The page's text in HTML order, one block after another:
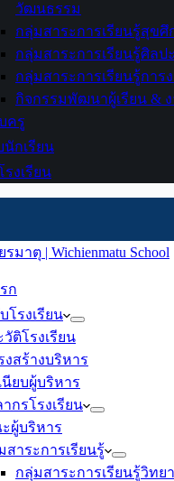
วัฒนธรรม
กลุ่มสาระการเรียนรู้สุข
กลุ่มสาระการเรียนรู้ศิลปะ
กลุ่มสาระการเรียนรู้การ
กิจกรรมพัฒนาผู้เรียน &
ครู
กเรียน
งเรียน
ก
โรงเรียน
วัติโรงเรียน
งสร้างบริหาร
นียบผู้บริหาร
กรโรงเรียน
ผู้บริหาร
สาระการเรียนรู้
กลุ่มสาระการเรียนรู้วิทย